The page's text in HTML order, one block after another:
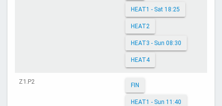
HEAT1 - Sat 18:25
HEAT2
HEAT3 - Sun 08:30
HEAT4
Z1.P2 FIN
HEAT1 - Sun 11:40